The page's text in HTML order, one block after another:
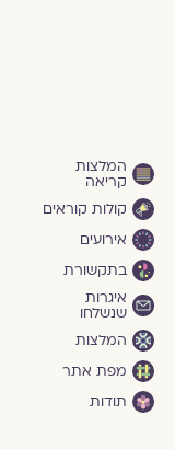
המלצות
קריאה
קולות קוראים
אירועים
בתקשורת
איגרות
שנשלחו
המלצות
מפת אתר
תודות